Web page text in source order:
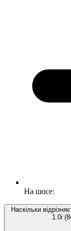
На шосе:
Наскільки
1.0i